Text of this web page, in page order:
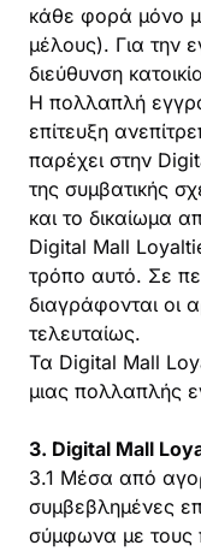
κάθε φορά μόνο
μέλους). Για την
διεύθυνση
Η πολλαπλή
επίτευξη
παρέχει στην
της συμβατικής
και το δικαίωμα
Digital Mall
τρόπο αυτό. Σε
διαγράφονται οι
τελευταίως.
Τα Digital Mall
μιας πολλαπλής
3. Digital Mall
3.1 Μέσα από
συμβεβλημένες
σύμφωνα με τους